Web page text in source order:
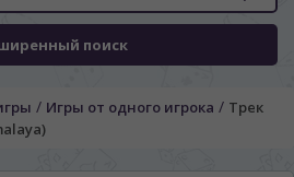
поиск
/ Игры от одного игрока / Трек